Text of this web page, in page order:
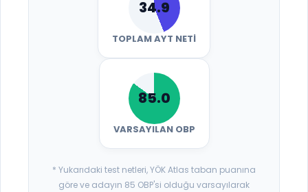
34.9
TOPLAM AYT NETI
85.0
VARSAYILAN OBP
* Yukarıdaki test netleri, YÖK Atlas taban puanına
göre ve adayın 85 OBP'si olduğu varsayılarak